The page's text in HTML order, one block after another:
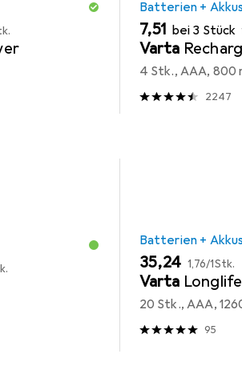
Batterien +
EUR
7,51 bei 3 Stück
Varta
4 Stk., AAA, 800
2247
Batterien +
EUR
35,24 EUR
1,76/1Stk.
Varta
20 Stk., AAA,
95